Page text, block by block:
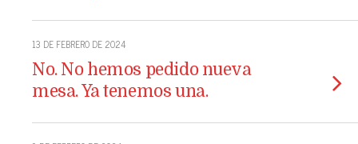
13 DE FEBRERO DE 2024
No. No hemos pedido nueva
mesa. Ya tenemos una.